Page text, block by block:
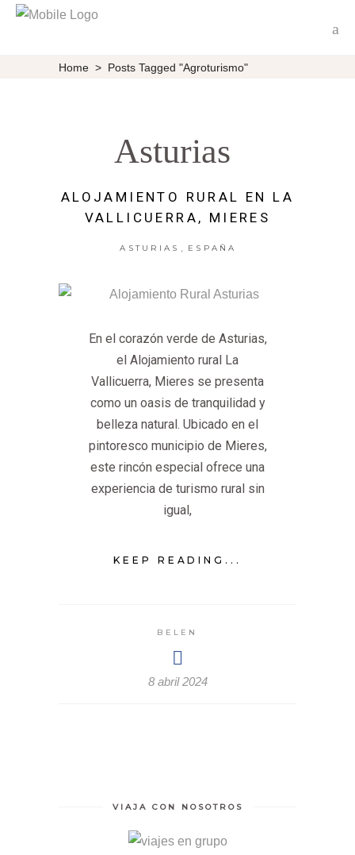
Home > Posts Tagged "Agroturismo"
Asturias
ALOJAMIENTO RURAL EN LA
VALLICUERRA, MIERES
ASTURIAS , ESPAÑA
En el corazón verde de Asturias,
el Alojamiento rural La
Vallicuerra, Mieres se presenta
como un oasis de tranquilidad y
belleza natural. Ubicado en el
pintoresco municipio de Mieres,
este rincón especial ofrece una
experiencia de turismo rural sin
igual,
KEEP READING...
BELEN
8 abril 2024
VIAJA CON NOSOTROS